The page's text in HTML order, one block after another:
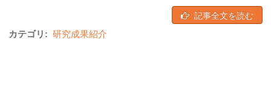
記事全文を読む
カテゴリ: 研究成果紹介